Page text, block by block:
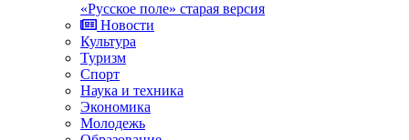
«Русское поле» старая версия
Новости
Культура
Туризм
Спорт
Наука и техника
Экономика
Молодежь